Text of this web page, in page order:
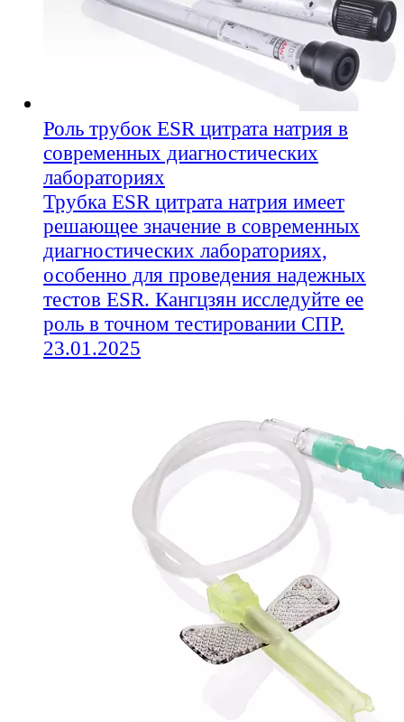
Роль трубок ESR цитрата натрия в
современных диагностических
лабораториях
Трубка ESR цитрата натрия имеет
решающее значение в современных
диагностических лабораториях,
особенно для проведения надежных
тестов ESR. Кангцзян исследуйте ее
роль в точном тестировании СПР.
23.01.2025